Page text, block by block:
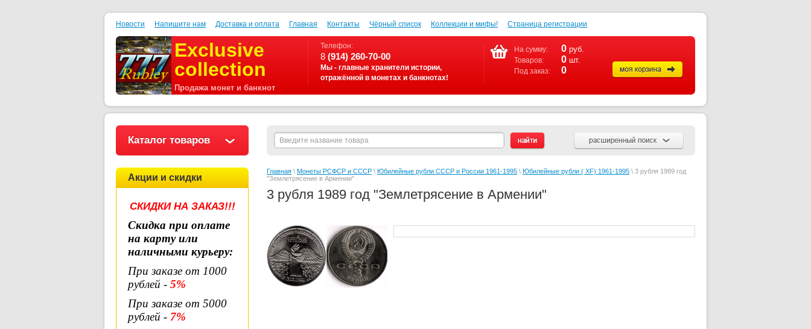
Новости Напишите нам Доставка и оплата Главная Контакты Чёрный список Коллекции и мифы! Страница регистрации
Exclusive
collection
Продажа монет и банкнот
Телефон:
8 (914) 260-70-00
Мы - главные хранители истории,
отражённой в монетах и банкнотах!
На сумму: 0 руб.
Товаров: 0 шт.
Под заказ: 0
Каталог товаров
Акции и скидки
СКИДКИ НА ЗАКАЗ!!!
Скидка при оплате
на карту или
наличными курьеру:
При заказе от 1000
рублей - 5%
При заказе от 5000
рублей - 7%
Главная \ Монеты РСФСР и СССР \ Юбилейные рубли СССР и России 1961-1995 \ Юбилейные рубли ( XF) 1961-1995 \ 3 рубля 1989 год
"Землетрясение в Армении"
3 рубля 1989 год "Землетрясение в Армении"